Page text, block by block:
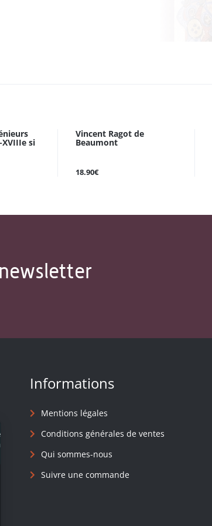
XVIIIe si
Vincent Ragot de
Beaumont
18.90€
Informations
Mentions légales
Conditions générales de ventes
Qui sommes-nous
Suivre une commande